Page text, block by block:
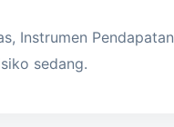
Instrumen Pendapatan
sedang.